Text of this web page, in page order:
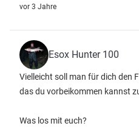
vor 3 Jahre
Esox Hunter 100
Vielleicht soll man für dich den
das du vorbeikommen kannst
Was los mit euch?